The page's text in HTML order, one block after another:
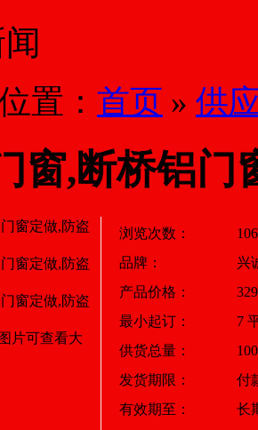
置： 首页 » 供
窗,断桥铝门
片可查看大
浏览次数：
106
品牌：
兴
产品价格：
最小起订：
7
供货总量：
发货期限：
付
有效期至：
长